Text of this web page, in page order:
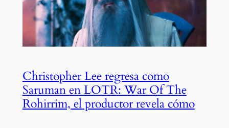
Christopher Lee regresa como
Saruman en LOTR: War Of The
Rohirrim, el productor revela cómo